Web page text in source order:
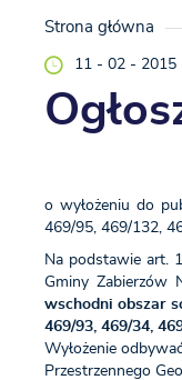
Strona główna
11 - 02 - 2015
o wyłożeniu do
469/95, 469/132,
Na podstawie art.
Gminy Zabierzów
wschodni obszar
469/93, 469/34,
Wyłożenie
Przestrzennego